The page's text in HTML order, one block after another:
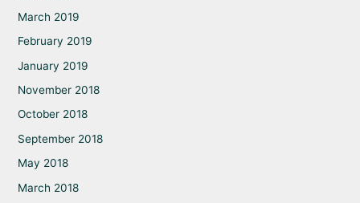
March 2019
February 2019
January 2019
November 2018
October 2018
September 2018
May 2018
March 2018